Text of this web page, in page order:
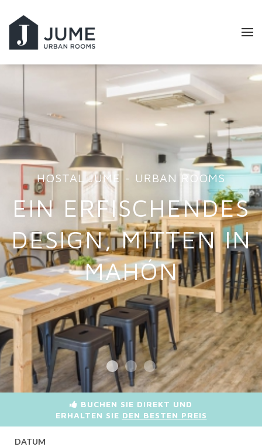
HOSTAL JUME - URBAN ROOMS
EIN ERFISCHENDES
DESIGN, MITTEN IN
MAHÓN
BUCHEN SIE DIREKT UND
ERHALTEN SIE DEN BESTEN PREIS
DATUM